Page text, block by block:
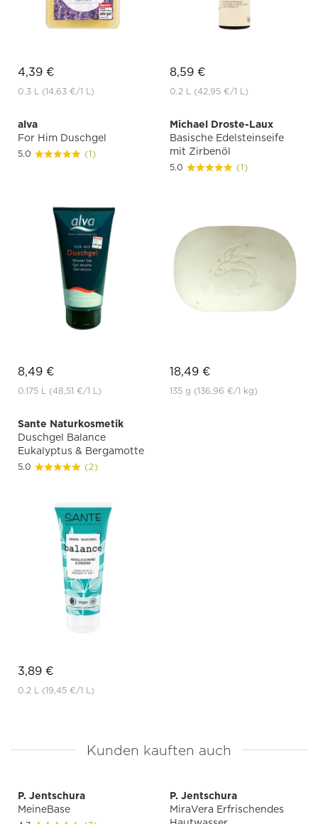
4,39 €
0.3 L (14,63 €/1 L)
8,59 €
0.2 L (42,95 €/1 L)
alva
For Him Duschgel
5.0 (1)
8,49 €
0.175 L (48,51 €/1 L)
Michael Droste-Laux
Basische Edelsteinseife
mit Zirbenöl
5.0 (1)
18,49 €
135 g (136,96 €/1 kg)
Sante Naturkosmetik
Duschgel Balance
Eukalyptus & Bergamotte
5.0 (2)
3,89 €
0.2 L (19,45 €/1 L)
Kunden kauften auch
P. Jentschura
MeineBase
P. Jentschura
MiraVera Erfrischendes